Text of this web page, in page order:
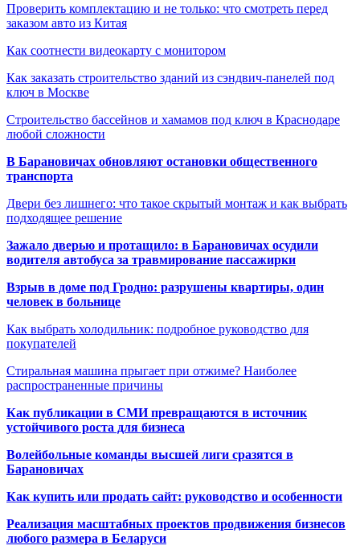
Проверить комплектацию и не только: что смотреть перед
заказом авто из Китая
Как соотнести видеокарту с монитором
Как заказать строительство зданий из сэндвич-панелей под
ключ в Москве
Строительство бассейнов и хамамов под ключ в Краснодаре
любой сложности
В Барановичах обновляют остановки общественного
транспорта
Двери без лишнего: что такое скрытый монтаж и как выбрать
подходящее решение
Зажало дверью и протащило: в Барановичах осудили
водителя автобуса за травмирование пассажирки
Взрыв в доме под Гродно: разрушены квартиры, один
человек в больнице
Как выбрать холодильник: подробное руководство для
покупателей
Стиральная машина прыгает при отжиме? Наиболее
распространенные причины
Как публикации в СМИ превращаются в источник
устойчивого роста для бизнеса
Волейбольные команды высшей лиги сразятся в
Барановичах
Как купить или продать сайт: руководство и особенности
Реализация масштабных проектов продвижения бизнесов
любого размера в Беларуси